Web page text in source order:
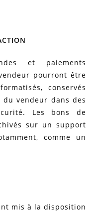
et paiements
pourront être
conservés
vendeur dans des
Les bons de
sur un support
comme un
mis à la disposition